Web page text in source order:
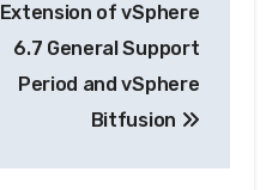
Extension of vSphere
6.7 General Support
Period and vSphere
Bitfusion